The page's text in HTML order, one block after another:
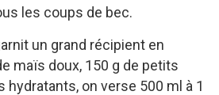
les coups de bec.
un grand récipient en
maïs doux, 150 g de petits
hydratants, on verse 500 ml à 1